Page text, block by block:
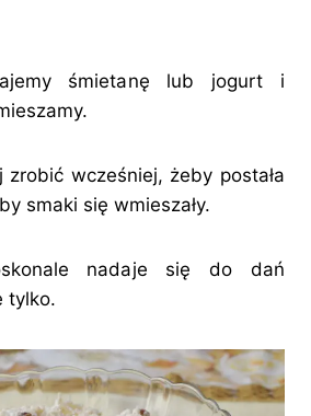
śmietanę lub jogurt i
zrobić wcześniej, żeby postała
smaki się wmieszały.
nadaje się do dań
tylko.